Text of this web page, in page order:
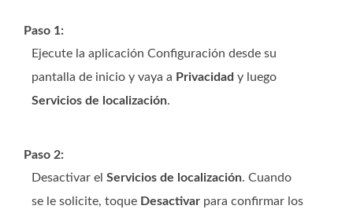
Paso 1:
Ejecute la aplicación Configuración desde su
pantalla de inicio y vaya a Privacidad y luego
Servicios de localización.
Paso 2:
Desactivar el Servicios de localización. Cuando
se le solicite, toque Desactivar para confirmar los